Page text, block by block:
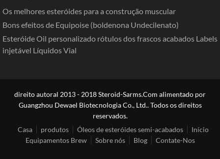
Os melhores esteróides para a construção muscular
Bons efeitos de Equipoise (boldenona Undecilenato)
Esteróide Oil personalizado rótulos dos frascos acabados Labels
injetável Líquidos Vial
direito autoral 2013 - 2018 Steroid-Sarms.Com alimentado por
Guangzhou Dewael Biotecnologia Co., Ltd.. Todos os direitos
reservados.
Casa
produtos Óleos de esteróides semi-acabados
Início
Equipamentos Brew
Sobre nós Blog Contate-Nos